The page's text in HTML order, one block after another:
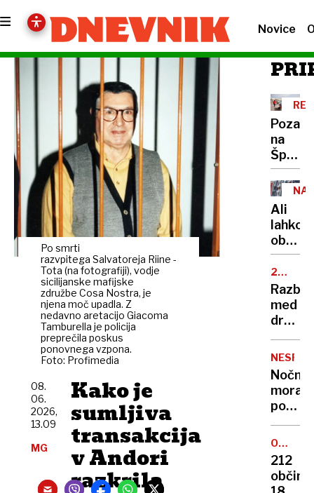
Novice
Po smrti
razvpitega Salvatoreja Riine ​-
Tota (na fotografiji), vodje
sicilijanske mafijske
združbe Cosa Nostra, je
njena moč upadla. Z
nedavno aretacijo Giacoma
Tamburella je policija
preprečila poskus
ponovnega vzpona.
Foto: Profimedia
Kako je
sumljiva
transakcija
v Andori
razkrila
08.
06.
2026,
13.09
MG
na
to je
pet
najbolj
Ali
lahko
javno
ujezil
25.
med
žrtev
11.
»Če
bo
župan
tam,
nas
ne
bo«
Nočna
mora
noči:
zakaj
v
VRHOV
212
občin,